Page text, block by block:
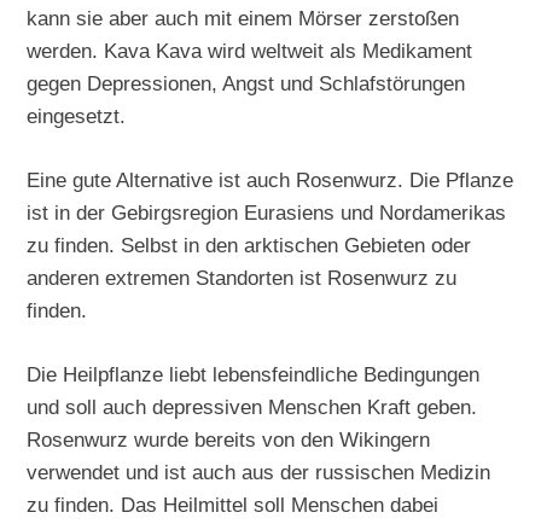
kann sie aber auch mit einem Mörser zerstoßen
werden. Kava Kava wird weltweit als Medikament
gegen Depressionen, Angst und Schlafstörungen
eingesetzt.
Eine gute Alternative ist auch Rosenwurz. Die Pflanze
ist in der Gebirgsregion Eurasiens und Nordamerikas
zu finden. Selbst in den arktischen Gebieten oder
anderen extremen Standorten ist Rosenwurz zu
finden.
Die Heilpflanze liebt lebensfeindliche Bedingungen
und soll auch depressiven Menschen Kraft geben.
Rosenwurz wurde bereits von den Wikingern
verwendet und ist auch aus der russischen Medizin
zu finden. Das Heilmittel soll Menschen dabei